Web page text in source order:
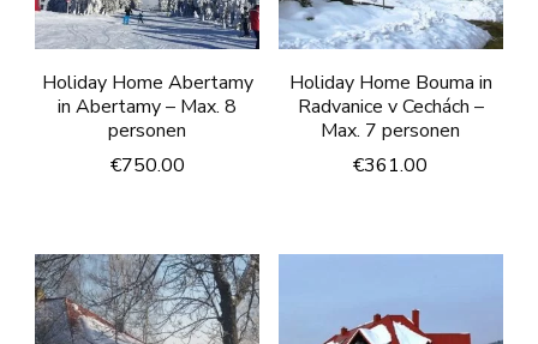
Holiday Home Abertamy
in Abertamy – Max. 8
personen
€750.00
Holiday Home Bouma in
Radvanice v Cechách –
Max. 7 personen
€361.00